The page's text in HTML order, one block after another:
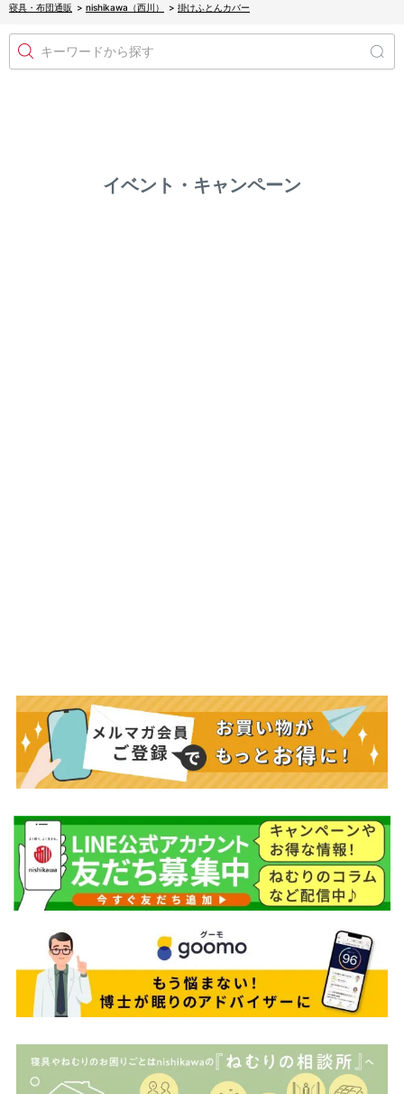
寝具・布団通販 > nishikawa（西川） > 掛けふとんカバー
キーワードから探す
イベント・キャンペーン